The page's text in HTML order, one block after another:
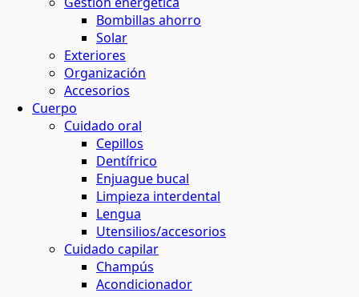
Bombillas ahorro
Solar
Exteriores
Organización
Accesorios
Cuerpo
Cuidado oral
Cepillos
Dentífrico
Enjuague bucal
Limpieza interdental
Lengua
Utensilios/accesorios
Cuidado capilar
Champús
Acondicionador